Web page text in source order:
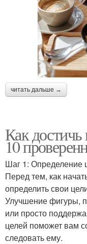
читать дальше →
Как
10
Шаг 1: Определение
Перед тем, как
определить свои
Улучшение фигуры,
или просто
целей поможет вам
следовать ему.